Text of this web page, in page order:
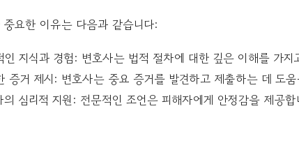
중요한 이유는 다음과 같습니다:
인 지식과 경험: 변호사는 법적 절차에 대한 깊은 이해를 가지
증거 제시: 변호사는 중요 증거를 발견하고 제출하는 데 도
의 심리적 지원: 전문적인 조언은 피해자에게 안정감을 제공합